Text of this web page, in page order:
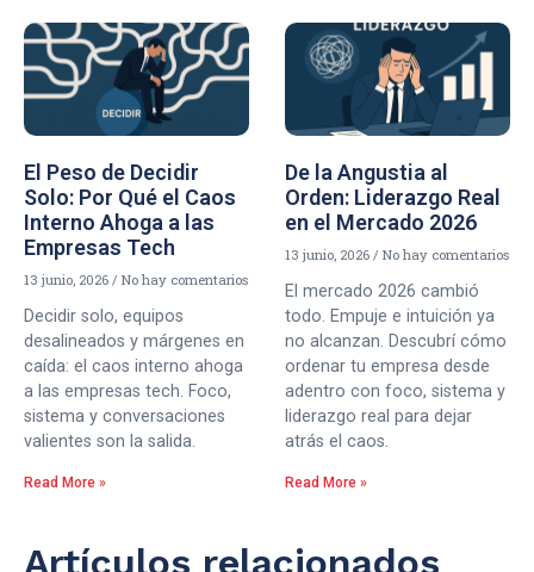
El Peso de Decidir
Solo: Por Qué el Caos
Interno Ahoga a las
Empresas Tech
13 junio, 2026 No hay comentarios
Decidir solo, equipos
desalineados y márgenes en
caída: el caos interno ahoga
a las empresas tech. Foco,
sistema y conversaciones
valientes son la salida.
Read More »
De la Angustia al
Orden: Liderazgo Real
en el Mercado 2026
13 junio, 2026 No hay comentarios
El mercado 2026 cambió
todo. Empuje e intuición ya
no alcanzan. Descubrí cómo
ordenar tu empresa desde
adentro con foco, sistema y
liderazgo real para dejar
atrás el caos.
Read More »
Artículos relacionados